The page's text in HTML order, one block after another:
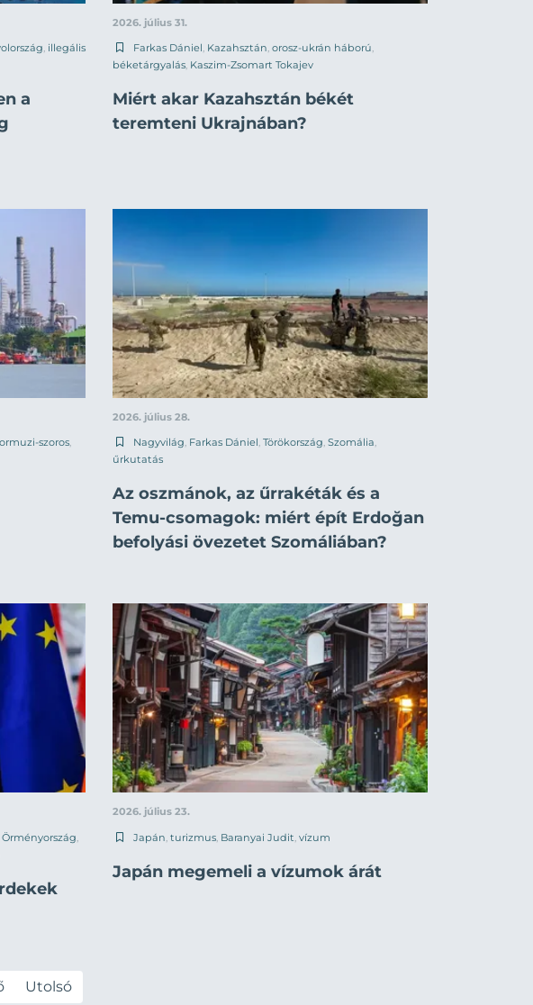
illegális
a
2026. július 31.
Farkas Dániel Kazahsztán orosz-ukrán háború
béketárgyalás Kaszim-Zsomart Tokajev
Miért akar Kazahsztán békét
teremteni Ukrajnában?
szoros,
2026. július 28.
Nagyvilág, Farkas Dániel, Törökország, Szomália,
űrkutatás
Az oszmánok, az űrrakéták és a
Temu-csomagok: miért épít Erdoğan
befolyási övezetet Szomáliában?
Örményország
2026. július 23.
Japán turizmus Baranyai Judit vízum
Japán megemeli a vízumok árát
Utolsó